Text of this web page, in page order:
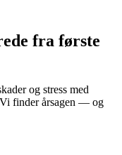
fra første
og stress med
finder årsagen — og